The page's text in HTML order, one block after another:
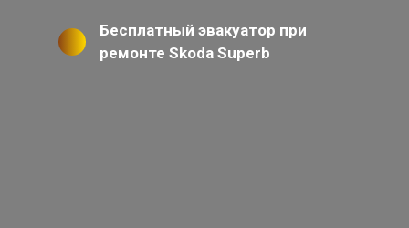
Бесплатный эвакуатор при
ремонте Skoda Superb